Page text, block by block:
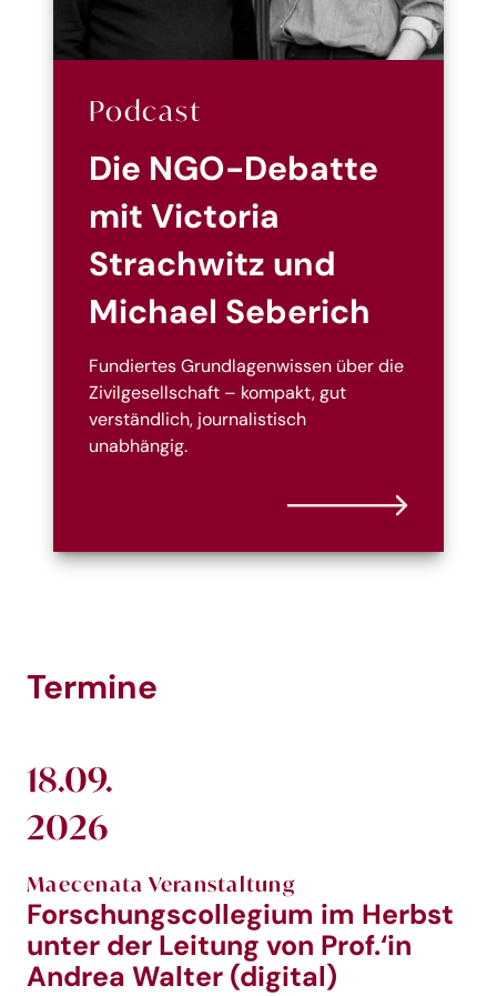
Podcast
Die NGO-Debatte
mit Victoria
Strachwitz und
Michael Seberich
Fundiertes Grundlagenwissen über die
Zivilgesellschaft – kompakt, gut
verständlich, journalistisch
unabhängig.
Termine
18.09.
2026
Maecenata Veranstaltung
Forschungscollegium im Herbst
unter der Leitung von Prof.‘in
Andrea Walter (digital)